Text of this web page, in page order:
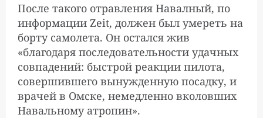
После такого отравления Навалный, по
информации Zeit, должен был умереть на
борту самолета. Он остался жив
«благодаря последовательности удачных
совпадений: быстрой реакции пилота,
совершившего вынужденную посадку, и
врачей в Омске, немедленно вколовших
Навальному атропин».